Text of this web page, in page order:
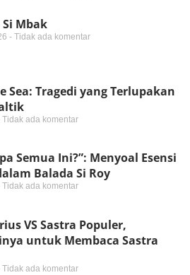
Mbak
Tidak ada komentar
Sea: Tragedi yang Terlupakan
Tidak ada komentar
Semua Ini?”: Menyoal Esensi
Balada Si Roy
Tidak ada komentar
VS Sastra Populer,
untuk Membaca Sastra
Tidak ada komentar